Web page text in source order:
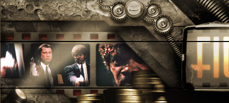
Hyppää pääsisältöön